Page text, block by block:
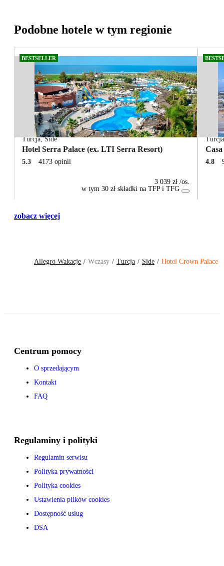
Podobne hotele w tym regionie
BESTSELLER
Turcja,Side
Hotel Serra Palace (ex. LTI Serra Resort)
5.3 4173 opinii
3 039 zł /os.
w tym 30 zł składki na TFP i TFG
Turcja
4.8
zobacz więcej
Allegro Wakacje Wczasy Turcja Side Hotel Crown Palace
Centrum pomocy
O sprzedającym
Kontakt
FAQ
Regulaminy i polityki
Regulamin serwisu
Polityka prywatności
Polityka cookies
Ustawienia plików cookies
Dostępność usług
DSA